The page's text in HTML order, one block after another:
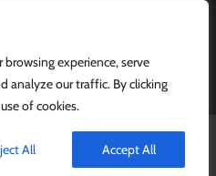
experience, serve
analyze our traffic. By clicking
of cookies.
All Accept All
News Articles By